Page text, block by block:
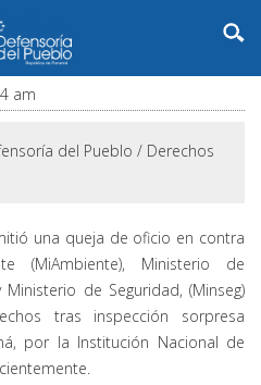
am
del Pueblo / Derechos
una queja de oficio en contra
(MiAmbiente), Ministerio de
de Seguridad, (Minseg)
tras inspección sorpresa
por la Institución Nacional de